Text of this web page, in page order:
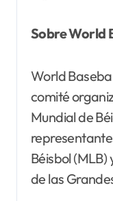
Sobre World
World
comité
Mundial de
Béisbol (MLB)
de las